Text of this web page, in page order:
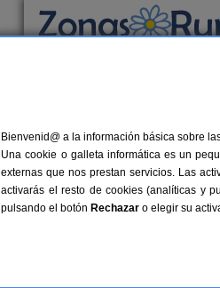
Bienvenid@ a la información básica sobre
Una cookie o galleta informática es un
externas que nos prestan servicios. Las
activarás el resto de cookies (analíticas y
pulsando el botón Rechazar o elegir su